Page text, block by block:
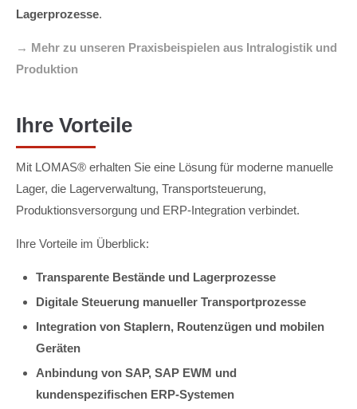
Lagerprozesse.
→ Mehr zu unseren Praxisbeispielen aus Intralogistik und
Produktion
Ihre Vorteile
Mit LOMAS® erhalten Sie eine Lösung für moderne manuelle
Lager, die Lagerverwaltung, Transportsteuerung,
Produktionsversorgung und ERP-Integration verbindet.
Ihre Vorteile im Überblick:
Transparente Bestände und Lagerprozesse
Digitale Steuerung manueller Transportprozesse
Integration von Staplern, Routenzügen und mobilen
Geräten
Anbindung von SAP, SAP EWM und
kundenspezifischen ERP-Systemen